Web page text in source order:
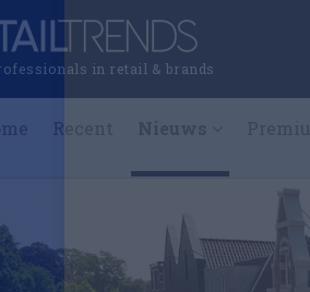
in retail & brands
Recent Nieuws